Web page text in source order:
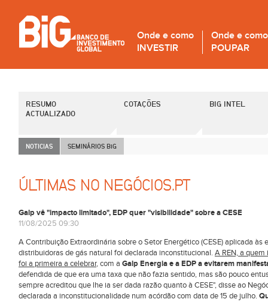
Onde e como
INVESTIR
Onde e como
POUPAR
RESUMO
ACTUALIZADO
COTAÇÕES BIG INTEL
NOTICIAS SEMINÁRIOS BiG
ÚLTIMAS NO NEGÓCIOS.PT
Galp vê "impacto limitado", EDP quer "visibilidade" sobre a CESE
11/08/2025 09:30
A Contribuição Extraordinária sobre o Setor Energético (CESE) aplicada
distribuidoras de gás natural foi declarada inconstitucional. A REN, a
foi a primeira a celebrar, com a Galp Energia e a EDP a evitarem
defendida de que era uma taxa que não fazia sentido, mas são pouco
sempre acreditou que lhe ia ser dada razão quanto à CESE", disse ao
declarada a inconstitucionalidade num acórdão com data de 15 de julho.